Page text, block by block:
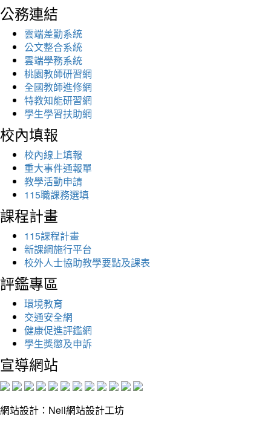
公務連結
雲端差勤系統
公文整合系統
雲端學務系統
桃園教師研習網
全國教師進修網
特教知能研習網
學生學習扶助網
校內填報
校內線上填報
重大事件通報單
教學活動申請
115職課務選填
課程計畫
115課程計畫
新課綱施行平台
校外人士協助教學要點及課表
評鑑專區
環境教育
交通安全網
健康促進評鑑網
學生獎懲及申訴
宣導網站
網站設計：Neil網站設計工坊